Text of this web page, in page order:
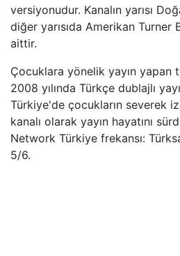
versiyonudur. Kanalın yarısı
diğer yarısıda Amerikan
aittir.
Çocuklara yönelik yayın yapan
2008 yılında Türkçe dublajlı
Türkiye'de çocukların severek
kanalı olarak yayın hayatını
Network Türkiye frekansı:
5/6.